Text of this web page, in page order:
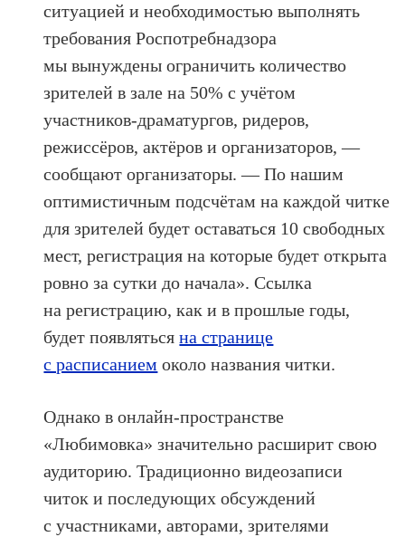
ситуацией и необходимостью выполнять
требования Роспотребнадзора
мы вынуждены ограничить количество
зрителей в зале на 50% с учётом
участников-драматургов, ридеров,
режиссёров, актёров и организаторов, —
сообщают организаторы. — По нашим
оптимистичным подсчётам на каждой читке
для зрителей будет оставаться 10 свободных
мест, регистрация на которые будет открыта
ровно за сутки до начала». Ссылка
на регистрацию, как и в прошлые годы,
будет появлятьсяна странице
с расписанием около названия читки.
Однако в онлайн-пространстве
«Любимовка» значительно расширит свою
аудиторию. Традиционно видеозаписи
читок и последующих обсуждений
с участниками, авторами, зрителями